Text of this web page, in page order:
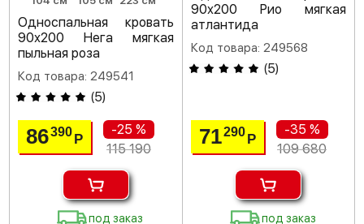
Односпальная кровать
90х200 Нега мягкая
пыльная роза
Код товара: 249541
(5)
86390Р
-25 %
115 190
под заказ
90х200 Рио мягкая
атлантида
Код товара: 249568
(5)
71290 Р
-35 %
109 680
под заказ